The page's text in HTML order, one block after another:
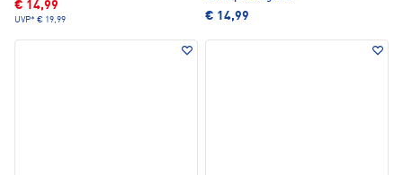
€ 14,99
UVP* € 19,99 € 14,99